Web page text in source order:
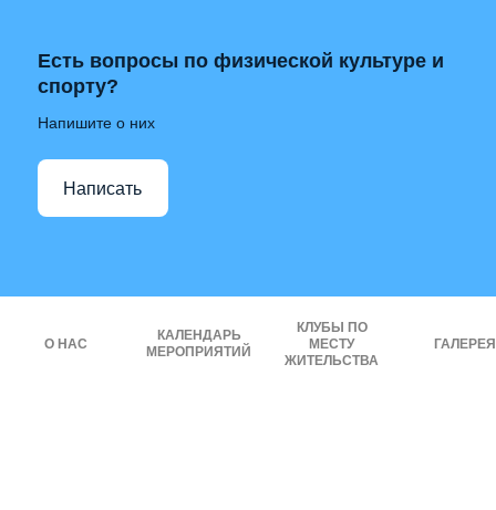
Есть вопросы по физической культуре и
спорту?
Напишите о них
Написать
О НАС
КАЛЕНДАРЬ
МЕРОПРИЯТИЙ
КЛУБЫ ПО
МЕСТУ
ЖИТЕЛЬСТВА
ГАЛЕРЕЯ